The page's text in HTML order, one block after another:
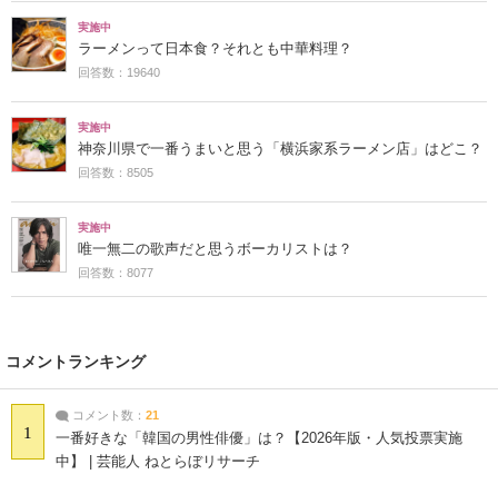
実施中
ラーメンって日本食？それとも中華料理？
回答数：19640
実施中
神奈川県で一番うまいと思う「横浜家系ラーメン店」はどこ？
回答数：8505
実施中
唯一無二の歌声だと思うボーカリストは？
回答数：8077
コメントランキング
1
コメント数： 21
一番好きな「韓国の男性俳優」は？【2026年版・人気投票実施
中】 | 芸能人 ねとらぼリサーチ